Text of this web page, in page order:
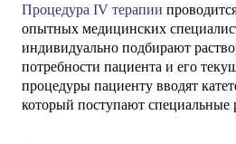
Процедура IV терапии
опытных медицинских
индивидуально подбирают
потребности пациента и его
процедуры пациенту вводят
который поступают специальные